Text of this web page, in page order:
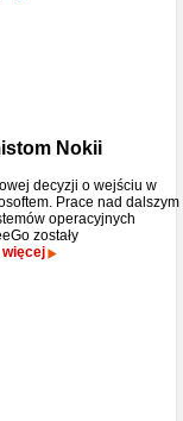
Nokii
decyzji o wejściu w
Prace nad dalszym
operacyjnych
zostały
więcej